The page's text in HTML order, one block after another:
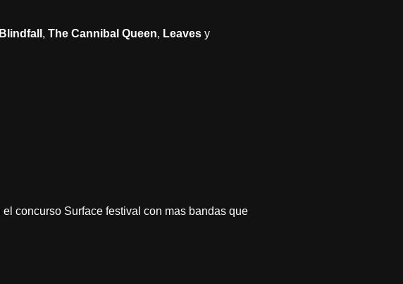
Blindfall , The Cannibal Queen, Leaves y
concurso Surface festival con mas bandas que